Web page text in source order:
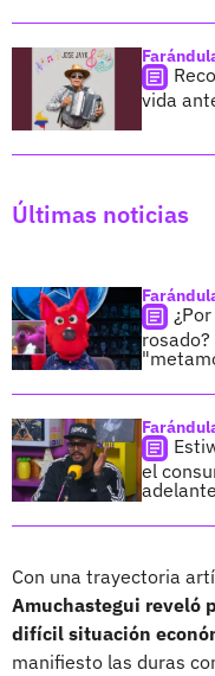
vida
Últimas noticias
el
adelante
Con una trayectoria
Amuchastegui reveló
difícil situación
manifiesto las duras